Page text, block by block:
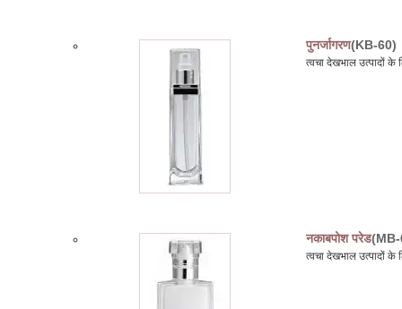
पुनर्जागरण(KB-60)
त्वचा देखभाल उत्पादों के
नकाबपोश परेड
त्वचा देखभाल उत्पादों के